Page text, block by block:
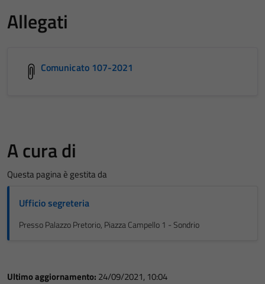
Allegati
Comunicato 107-2021
A cura di
Questa pagina è gestita da
Ufficio segreteria
Presso Palazzo Pretorio, Piazza Campello 1 - Sondrio
Ultimo aggiornamento: 24/09/2021, 10:04